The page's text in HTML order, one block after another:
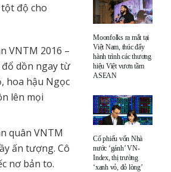
tột độ cho
VNTM 2016 –
dồn ngay từ
hoa hậu Ngọc
lên mọi
quân VNTM
ấn tượng. Cô
nơ bản to.
Moonfolks ra mắt tại
Việt Nam, thúc đẩy
hành trình các thương
hiệu Việt vươn tầm
ASEAN
Cổ phiếu vốn Nhà
nước ‘gánh’ VN-
Index, thị trường
‘xanh vỏ, đỏ lòng’